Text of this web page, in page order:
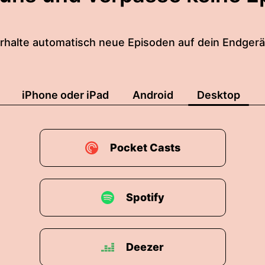
automatisch neue Episoden auf dein
iPhone oder iPad Android Desktop
Pocket Casts
Spotify
Deezer